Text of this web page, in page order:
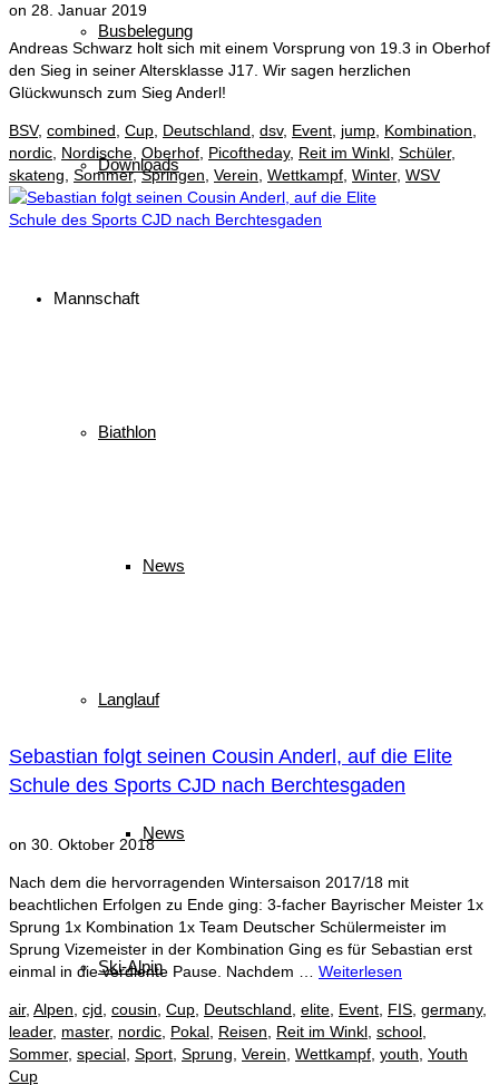
Busbelegung
Downloads
Mannschaft
Biathlon
News
Langlauf
News
Ski-Alpin
on 28. Januar 2019
Andreas Schwarz holt sich mit einem Vorsprung von 19.3 in Oberhof
den Sieg in seiner Altersklasse J17. Wir sagen herzlichen
Glückwunsch zum Sieg Anderl!
BSV, combined Cup Deutschland dsv, Event jump Kombination
nordic Nordische Oberhof Picoftheday, Reit im Winkl Schüler,
skateng Sommer,Springen Verein Wettkampf Winter, WSV
Sebastian folgt seinen Cousin Anderl, auf die Elite
Schule des Sports CJD nach Berchtesgaden
on 30. Oktober 2018
Nach dem die hervorragenden Wintersaison 2017/18 mit
beachtlichen Erfolgen zu Ende ging: 3-facher Bayrischer Meister 1x
Sprung 1x Kombination 1x Team Deutscher Schülermeister im
Sprung Vizemeister in der Kombination Ging es für Sebastian erst
einmal in die verdiente Pause. Nachdem … Weiterlesen
air, Alpen, cjd, cousin, Cup, Deutschland, elite, Event, FIS, germany,
leader, master, nordic, Pokal, Reisen, Reit im Winkl, school,
Sommer, special, Sport, Sprung, Verein, Wettkampf, youth, Youth
Cup